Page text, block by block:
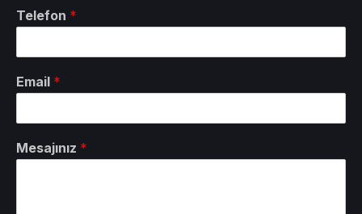
Telefon *
Email *
Mesajınız *